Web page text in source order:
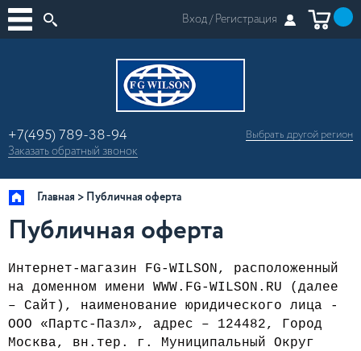
Вход /Регистрация
+7(495) 789-38-94
Заказатьобратный звонок
Выбрать другой регион
Главная Публичная оферта
Публичная оферта
Интернет-магазин FG-WILSON, расположенный
на доменном имени WWW.FG-WILSON.RU (далее
– Сайт ), наименование юридического лица -
ООО «Партс-Пазл», адрес – 124482, Город
Москва, вн.тер. г. Муниципальный Округ